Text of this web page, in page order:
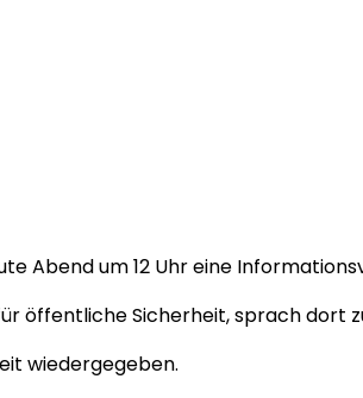
Abend um 12 Uhr eine
öffentliche Sicherheit, sprach dort
wiedergegeben.